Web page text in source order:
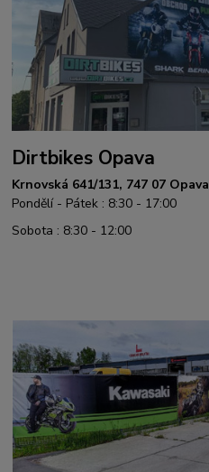
Dirtbikes Opava
Krnovská 641/131, 747 07 Opava
Pondělí - Pátek : 8:30 - 17:00
Sobota : 8:30 - 12:00